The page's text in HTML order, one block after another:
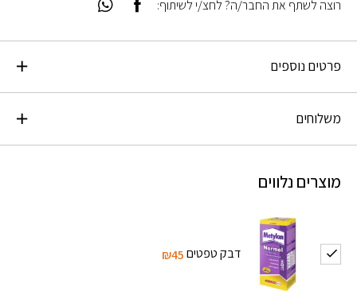
פרטים נוספים
משלוחים
מוצרים נלווים
דבק טפטים₪45
רוצה לשתף את החבר/ה? לחצ/י לשיתוף: